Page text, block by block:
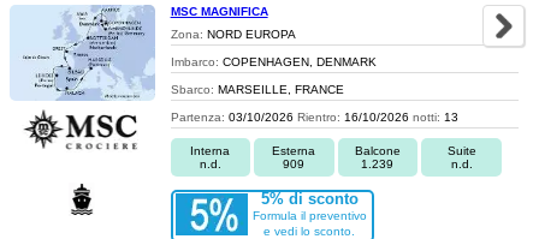
MSC MAGNIFICA
Zona: NORD EUROPA
Imbarco: COPENHAGEN, DENMARK
Sbarco: MARSEILLE, FRANCE
Partenza: 03/10/2026 Rientro: 16/10/2026 notti: 13
Interna
n.d.
Esterna
909
Balcone
1.239
Suite
n.d.
5% di sconto
Formula il preventivo
e vedi lo sconto.